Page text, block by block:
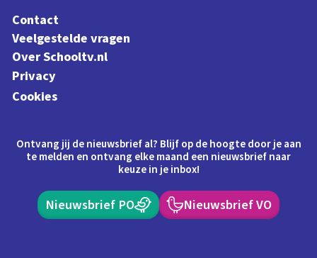
Contact
Veelgestelde vragen
Over Schooltv.nl
Privacy
Cookies
Ontvang jij de nieuwsbrief al? Blijf op de hoogte door je aan
te melden en ontvang elke maand een nieuwsbrief naar
keuze in je inbox!
Nieuwsbrief PO Nieuwsbrief VO